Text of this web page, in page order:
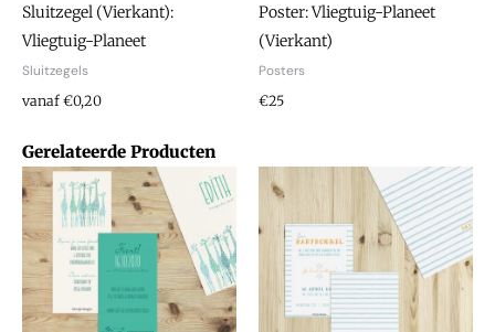
Sluitzegel (Vierkant):
Vliegtuig-Planeet
Sluitzegels
vanaf €0,20
Poster: Vliegtuig-Planeet
(Vierkant)
Posters
€25
Gerelateerde Producten